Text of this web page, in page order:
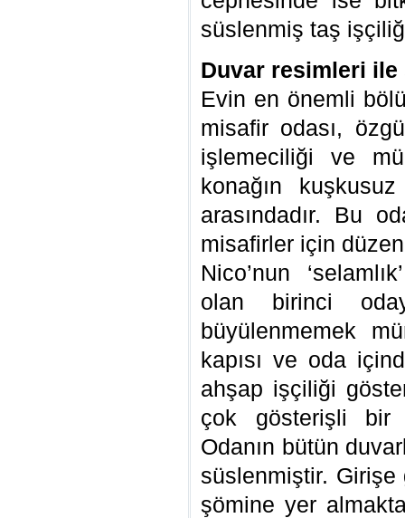
süslenmiş taş
Duvar resimleri ile
Evin en önemli
misafir odası,
işlemeciliği ve
konağın
arasındadır. Bu
misafirler için
Nico’nun
olan birinci
büyülenmemek
kapısı ve oda
ahşap işçiliği
çok gösterişli bir
Odanın bütün
süslenmiştir.
şömine yer